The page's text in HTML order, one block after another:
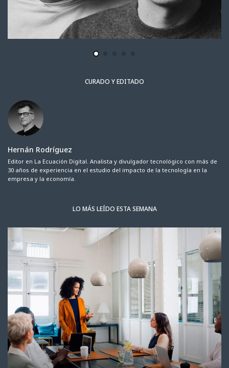
CURADO Y EDITADO
Hernán Rodríguez
Editor en La Ecuación Digital. Analista y divulgador tecnológico con más de
30 años de experiencia en el estudio del impacto de la tecnología en la
empresa y la economía.
LO MÁS LEÍDO ESTA SEMANA